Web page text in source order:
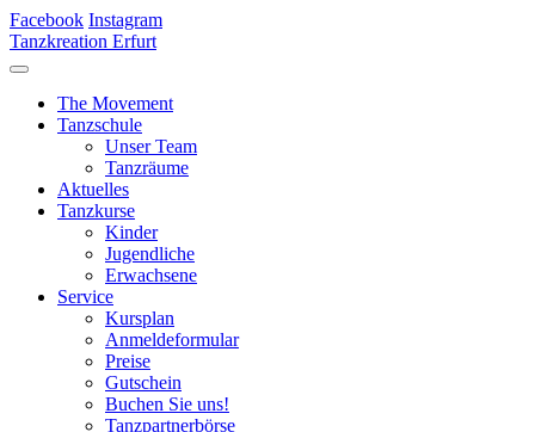
Facebook Instagram
Tanzkreation Erfurt
The Movement
Tanzschule
Unser Team
Tanzräume
Aktuelles
Tanzkurse
Kinder
Jugendliche
Erwachsene
Service
Kursplan
Anmeldeformular
Preise
Gutschein
Buchen Sie uns!
Tanzpartnerbörse